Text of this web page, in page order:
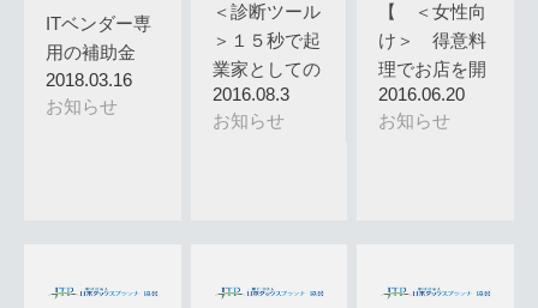
ITベンダー専
用の補助金
2018.03.16
お知らせ
＜診断ツール
＞１５秒で起
業家としての
適性を診断…
2016.08.3
お知らせ
【 ＜女性向
け＞ 得意料
理でお店を開
く方法 ＜…
2016.06.20
お知らせ